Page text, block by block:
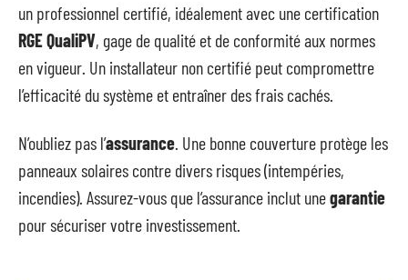
un professionnel certifié, idéalement avec une certification
RGE QualiPV, gage de qualité et de conformité aux normes
en vigueur. Un installateur non certifié peut compromettre
l’efficacité du système et entraîner des frais cachés.
N’oubliez pas l’assurance . Une bonne couverture protège les
panneaux solaires contre divers risques (intempéries,
incendies). Assurez-vous que l’assurance inclut unegarantie
pour sécuriser votre investissement.